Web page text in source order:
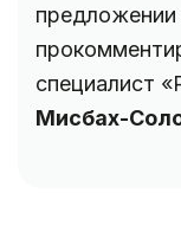
специалист
Мисбах-